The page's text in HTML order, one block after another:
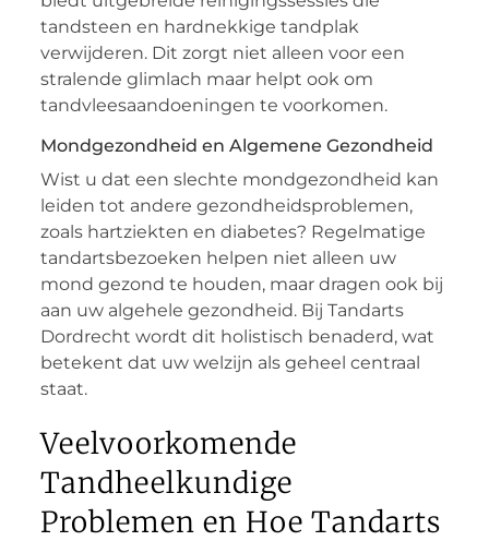
tandsteen en hardnekkige tandplak
verwijderen. Dit zorgt niet alleen voor een
stralende glimlach maar helpt ook om
tandvleesaandoeningen te voorkomen.
Mondgezondheid en Algemene Gezondheid
Wist u dat een slechte mondgezondheid kan
leiden tot andere gezondheidsproblemen,
zoals hartziekten en diabetes? Regelmatige
tandartsbezoeken helpen niet alleen uw
mond gezond te houden, maar dragen ook bij
aan uw algehele gezondheid. Bij Tandarts
Dordrecht wordt dit holistisch benaderd, wat
betekent dat uw welzijn als geheel centraal
staat.
Veelvoorkomende
Tandheelkundige
Problemen en Hoe Tandarts